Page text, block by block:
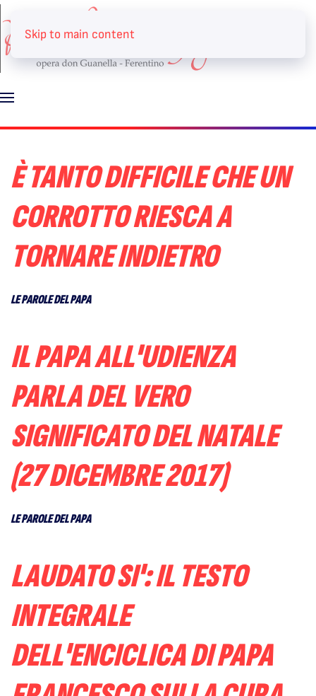
Skip to main content
È TANTO DIFFICILE CHE UN
CORROTTO RIESCA A
TORNARE INDIETRO
LE PAROLE DEL PAPA
IL PAPA ALL'UDIENZA
PARLA DEL VERO
SIGNIFICATO DEL NATALE
(27 DICEMBRE 2017)
LE PAROLE DEL PAPA
LAUDATO SI': IL TESTO
INTEGRALE
DELL'ENCICLICA DI PAPA